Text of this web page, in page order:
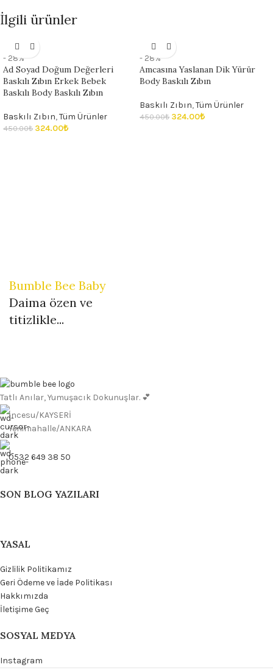
İlgili ürünler
- 28%
Ad Soyad Doğum Değerleri
Baskılı Zıbın Erkek Bebek
Baskılı Body Baskılı Zıbın
Baskılı Zıbın,Tüm Ürünler
450.00₺ 324.00₺
- 28%
Amcasına Yaslanan Dik Yürür
Body Baskılı Zıbın
Baskılı Zıbın,Tüm Ürünler
450.00₺ 324.00₺
Bumble Bee Baby
Daima özen ve
titizlikle...
Tatlı Anılar, Yumuşacık Dokunuşlar. 💕
İncesu/KAYSERİ
Yenimahalle/ANKARA
0532 649 38 50
SON BLOG YAZILARI
YASAL
Gizlilik Politikamız
Geri Ödeme ve İade Politikası
Hakkımızda
İletişime Geç
SOSYAL MEDYA
Instagram